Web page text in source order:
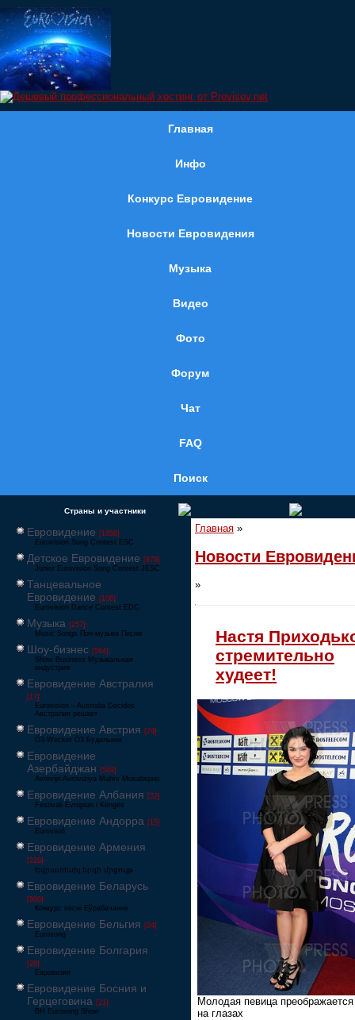
Главная
Инфо
Конкурс Евровидение
Новости Евровидения
Музыка
Видео
Фото
Форум
Чат
FAQ
Поиск
Страны и участники
Евровидение [1858]
Eurovision Song Contest ESC
Детское Евровидение [878]
Junior Eurovision Song Contest JESC
Танцевальное
Евровидение [106]
Eurovision Dance Contest EDC
Музыка [257]
Music Songs Поп-музыка Песни
Шоу-бизнес [564]
Show Business Музыкальная
индустрия
Евровидение Австралия
[17]
Eurovision – Australia Decides
Австралия решает
Евровидение Австрия [24]
Ö3-Wecker Ö3 Будильник
Евровидение
Азербайджан [549]
Avrovijn Avroviziya Mahnı Müsabiqəsi
Евровидение Албания [32]
Festivali Evropian i Këngës
Евровидение Андорра [15]
Eurovisió
Евровидение Армения
[228]
Եվրատեսիլ երգի մրցույթ
Евровидение Беларусь
[600]
Конкурс песні Еўрабачанне
Евровидение Бельгия [24]
Eurosong
Евровидение Болгария
[26]
Евровизия
Евровидение Босния и
Герцеговина [21]
BH Eurosong Show
Главная »
Новости
»
Настя
стремительно
худеет!
Молодая певица
на глазах